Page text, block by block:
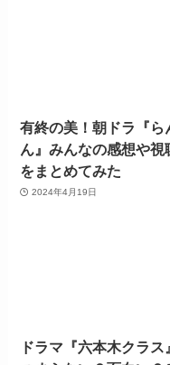
有終の美！朝ドラ『ら
ん』みんなの感想や視
をまとめてみた
2024年4月19日
ドラマ『六本木クラス